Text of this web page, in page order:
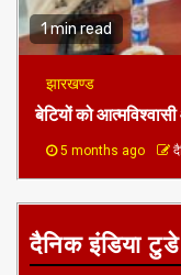
1 min read
झारखण्ड
बेटियों को
5 months ago
दैनिक इंडिया